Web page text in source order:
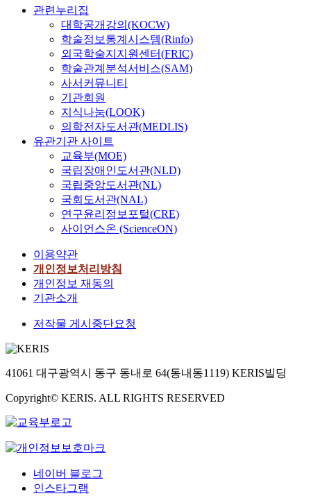
관련누리집
대학공개강의(KOCW)
학술정보통계시스템(Rinfo)
외국학술지지원센터(FRIC)
학술관계분석서비스(SAM)
사서커뮤니티
기관회원
지식나눔(LOOK)
의학전자도서관(MEDLIS)
유관기관 사이트
교육부(MOE)
국립장애인도서관(NLD)
국립중앙도서관(NL)
국회도서관(NAL)
연구윤리정보포털(CRE)
사이언스온 (ScienceON)
이용약관
개인정보처리방침
개인정보 재동의
기관소개
저작물 게시중단요청
41061 대구광역시 동구 동내로 64(동내동1119) KERIS빌딩
Copyright© KERIS. ALL RIGHTS RESERVED
네이버 블로그
인스타그램